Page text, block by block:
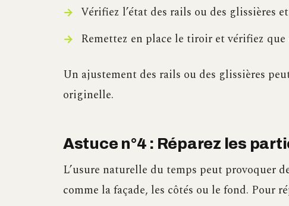
Vérifiez l’état des rails ou des glissières
Remettez en place le tiroir et vérifiez
Un ajustement des rails ou des glissières
originelle.
Astuce n°4 : Réparez les
L’usure naturelle du temps peut provoquer
comme la façade, les côtés ou le fond. Pour